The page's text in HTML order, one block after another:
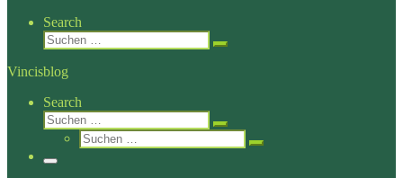
Search
Suche
Suchen …
Vincisblog
Search
Suche
Suchen …
Suche
Suchen …
Menü